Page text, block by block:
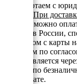
Мы работаем с
При
области можно
регионов России,
переводом с
способом по
осуществляется
по
предоплате.